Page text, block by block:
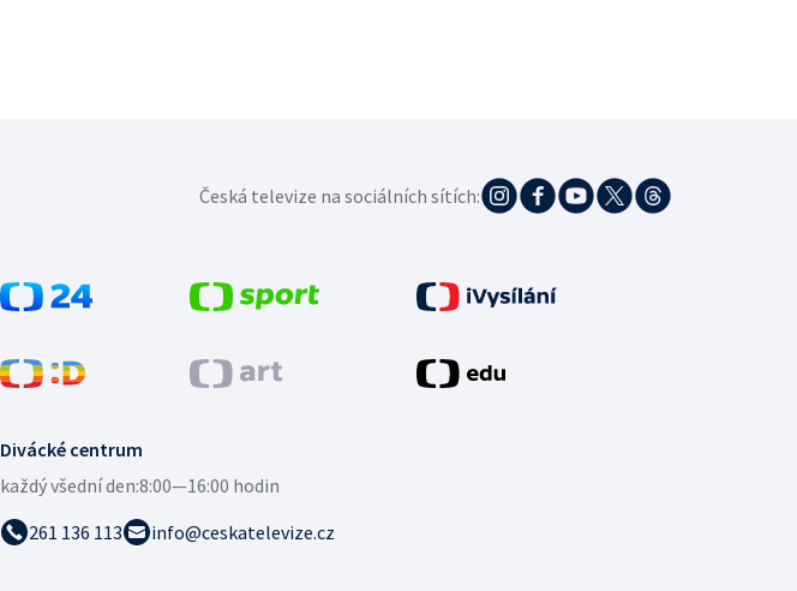
Divácké centrum
každý všední den:8:00—16:00 hodin
261 136 113
info@ceskatelevize.cz
Česká televize na sociálních sítích: